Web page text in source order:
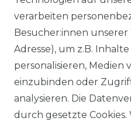
verarbeiten
Besucher:innen unserer
Adresse), um z.B.
personalisieren, Medien
einzubinden oder
analysieren. Die
durch gesetzte Cookies.